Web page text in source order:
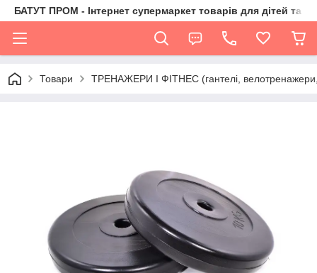
БАТУТ ПРОМ - Інтернет супермаркет товарів для дітей та їх
Товари ТРЕНАЖЕРИ І ФІТНЕС (гантелі, велотренажери,